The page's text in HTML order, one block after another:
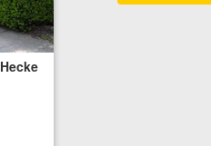
am01.07.2022
halten etwa 45cm breit und 45